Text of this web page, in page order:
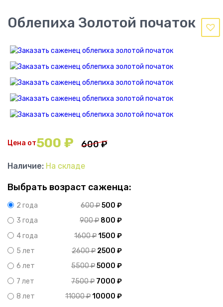
Облепиха Золотой початок
Цена от 600₽
500 ₽
Наличие: На складе
Выбрать возраст саженца:
2 года 600₽500 ₽
3 года
900₽ 800 ₽
4 года
1600₽1500 ₽
5 лет
2600₽ 2500 ₽
6 лет
5500₽5000 ₽
7 лет
7500₽ 7000 ₽
8 лет
11000₽10000 ₽